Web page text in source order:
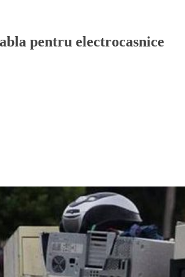
pentru electrocasnice